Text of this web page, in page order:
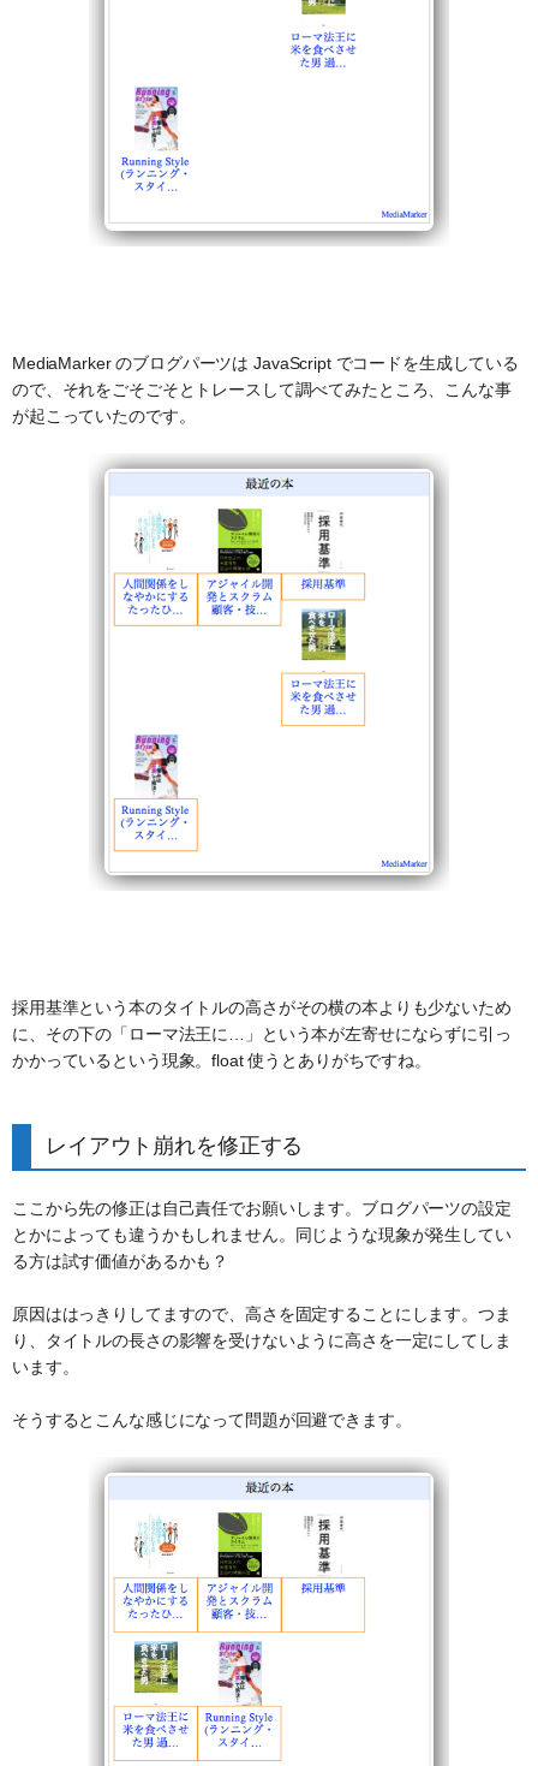
MediaMarker のブログパーツは JavaScript でコードを生成している
ので、それをごそごそとトレースして調べてみたところ、こんな事
が起こっていたのです。
採用基準という本のタイトルの高さがその横の本よりも少ないため
に、その下の「ローマ法王に…」という本が左寄せにならずに引っ
かかっているという現象。float 使うとありがちですね。
レイアウト崩れを修正する
ここから先の修正は自己責任でお願いします。ブログパーツの設定
とかによっても違うかもしれません。同じような現象が発生してい
る方は試す価値があるかも？
原因ははっきりしてますので、高さを固定することにします。つま
り、タイトルの長さの影響を受けないように高さを一定にしてしま
います。
そうするとこんな感じになって問題が回避できます。